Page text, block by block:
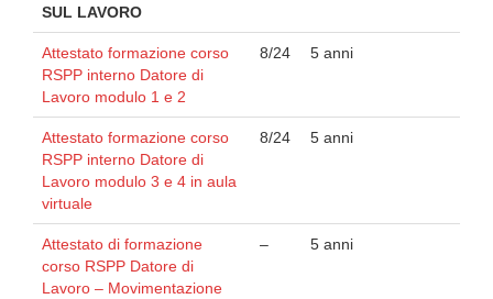
SUL LAVORO
Attestato formazione corso
RSPP interno Datore di
Lavoro modulo 1 e 2
8/24 5 anni
Attestato formazione corso
RSPP interno Datore di
Lavoro modulo 3 e 4 in aula
virtuale
8/24 5 anni
Attestato di formazione
corso RSPP Datore di
Lavoro – Movimentazione
– 5 anni